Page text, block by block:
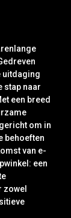
uitdaging
stap naar
een breed
om in
behoeften
van e-
een
zowel